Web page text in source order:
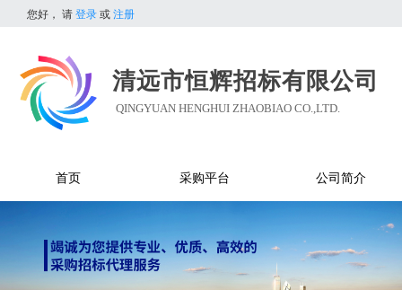
您好， 请 登录 或 注册
清远市恒辉招标有限公司
QINGYUAN HENGHUI ZHAOBIAO CO.,LTD.
首页 采购平台 公司简介